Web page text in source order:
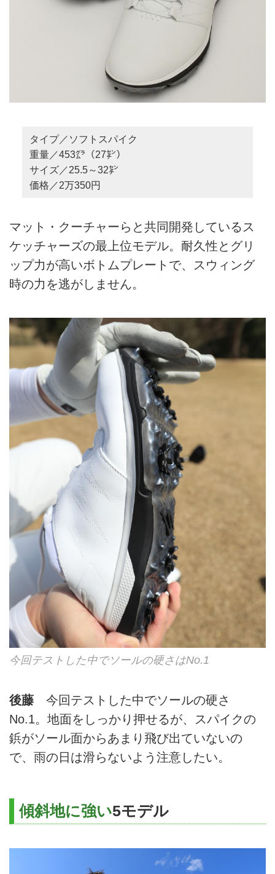
タイプ／ソフトスパイク
重量／453㌘（27㌢）
サイズ／25.5～32㌢
価格／2万350円
マット・クーチャーらと共同開発しているス
ケッチャーズの最上位モデル。耐久性とグリ
ップ力が高いボトムプレートで、スウィング
時の力を逃がしません。
今回テストした中でソールの硬さはNo.1
後藤 今回テストした中でソールの硬さ
No.1。地面をしっかり押せるが、スパイクの
鋲がソール面からあまり飛び出ていないの
で、雨の日は滑らないよう注意したい。
傾斜地に強い5モデル